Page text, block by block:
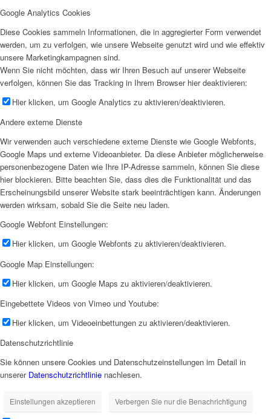
Google Analytics Cookies
Diese Cookies sammeln Informationen, die in aggregierter Form verwendet
werden, um zu verfolgen, wie unsere Webseite genutzt wird und wie effektiv
unsere Marketingkampagnen sind.
Wenn Sie nicht möchten, dass wir Ihren Besuch auf unserer Webseite
verfolgen, können Sie das Tracking in Ihrem Browser hier deaktivieren:
Hier klicken, um Google Analytics zu aktivieren/deaktivieren.
Andere externe Dienste
Wir verwenden auch verschiedene externe Dienste wie Google Webfonts,
Google Maps und externe Videoanbieter. Da diese Anbieter möglicherweise
personenbezogene Daten wie Ihre IP-Adresse sammeln, können Sie diese
hier blockieren. Bitte beachten Sie, dass dies die Funktionalität und das
Erscheinungsbild unserer Website stark beeinträchtigen kann. Änderungen
werden wirksam, sobald Sie die Seite neu laden.
Google Webfont Einstellungen:
Hier klicken, um Google Webfonts zu aktivieren/deaktivieren.
Google Map Einstellungen:
Hier klicken, um Google Maps zu aktivieren/deaktivieren.
Eingebettete Videos von Vimeo und Youtube:
Hier klicken, um Videoeinbettungen zu aktivieren/deaktivieren.
Datenschutzrichtlinie
Sie können unsere Cookies und Datenschutzeinstellungen im Detail in
unserer Datenschutzrichtlinie nachlesen.
Einstellungen akzeptieren Verbergen Sie nur die Benachrichtigung